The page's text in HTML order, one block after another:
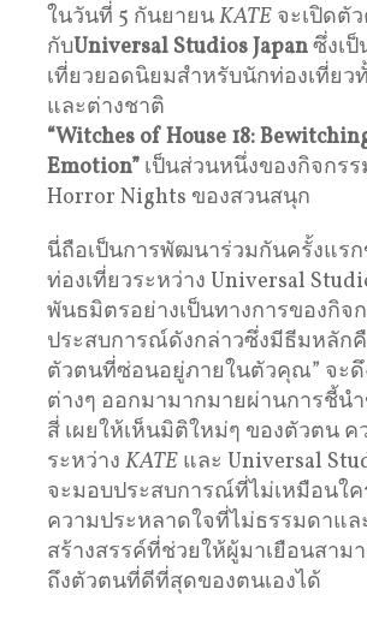
ในวันที่ 5 กันยายนKATE จะเปิดตั
กับUniversal Studios Japanซึ่งเ
เที่ยวยอดนิยมสำหรับนักท่องเที่ยว
และต่างชาติ
“Witches of House 18:
Emotion” เป็นส่วนหนึ่งของกิจกร
Horror Nights ของสวนสนุก
นี่ถือเป็นการพัฒนาร่วมกันครั้งแร
ท่องเที่ยวระหว่าง Universal
พันธมิตรอย่างเป็นทางการของกิจ
ประสบการณ์ดังกล่าวซึ่งมีธีมหลัก
ตัวตนที่ซ่อนอยู่ภายในตัวคุณ” จะ
ต่างๆ ออกมามากมายผ่านการชี้น
สี่ เผยให้เห็นมิติใหม่ๆ ของตัวตน
ระหว่าง KATE และ Universal
จะมอบประสบการณ์ที่ไม่เหมือนใ
ความประหลาดใจที่ไม่ธรรมดาแล
สร้างสรรค์ที่ช่วยให้ผู้มาเยือนสาม
ถึงตัวตนที่ดีที่สุดของตนเองได้